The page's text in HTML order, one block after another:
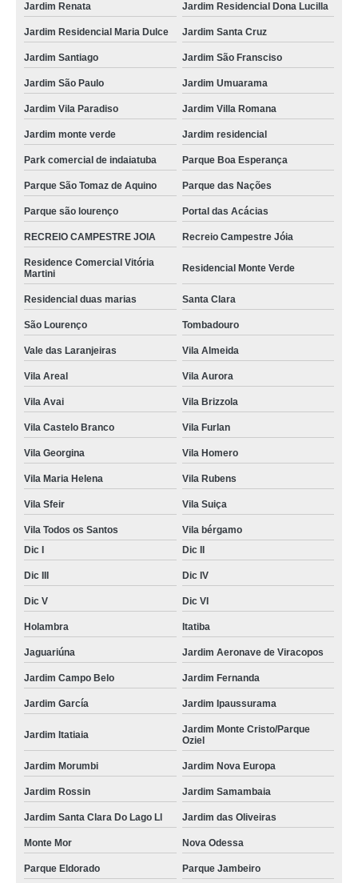
Jardim Renata Jardim Residencial Dona Lucilla
Jardim Residencial Maria Dulce Jardim Santa Cruz
Jardim Santiago Jardim São Fransciso
Jardim São Paulo Jardim Umuarama
Jardim Vila Paradiso Jardim Villa Romana
Jardim monte verde Jardim residencial
Park comercial de indaiatuba Parque Boa Esperança
Parque São Tomaz de Aquino Parque das Nações
Parque são lourenço Portal das Acácias
RECREIO CAMPESTRE JOIA Recreio Campestre Jóia
Residence Comercial Vitória
Martini
Residencial Monte Verde
Residencial duas marias Santa Clara
São Lourenço Tombadouro
Vale das Laranjeiras Vila Almeida
Vila Areal Vila Aurora
Vila Avai Vila Brizzola
Vila Castelo Branco Vila Furlan
Vila Georgina Vila Homero
Vila Maria Helena Vila Rubens
Vila Sfeir Vila Suiça
Vila Todos os Santos
Vila bérgamo
Dic I
Dic II
Dic III Dic IV
Dic V Dic VI
Holambra Itatiba
Jaguariúna Jardim Aeronave de Viracopos
Jardim Campo Belo Jardim Fernanda
Jardim García Jardim Ipaussurama
Jardim Itatiaia
Jardim Monte Cristo/Parque
Oziel
Jardim Morumbi Jardim Nova Europa
Jardim Rossin Jardim Samambaia
Jardim Santa Clara Do Lago Ll Jardim das Oliveiras
Monte Mor Nova Odessa
Parque Eldorado Parque Jambeiro